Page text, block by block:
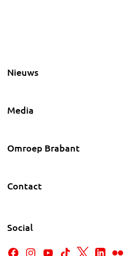
Nieuws
Media
Omroep Brabant
Contact
Social